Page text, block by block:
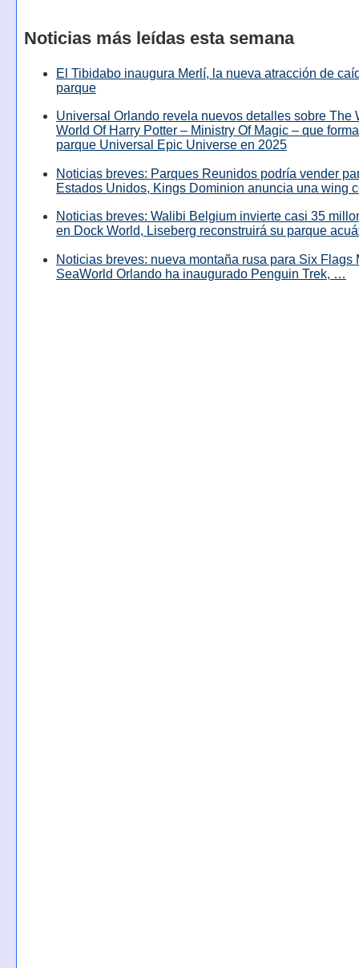
Noticias más leídas esta semana
El Tibidabo inaugura Merlí, la nueva atracción de
parque
Universal Orlando revela nuevos detalles sobre The
World Of Harry Potter – Ministry Of Magic – que
parque Universal Epic Universe en 2025
Noticias breves: Parques Reunidos podría vender
Estados Unidos, Kings Dominion anuncia una wing
Noticias breves: Walibi Belgium invierte casi 35
en Dock World, Liseberg reconstruirá su parque
Noticias breves: nueva montaña rusa para Six Flags
SeaWorld Orlando ha inaugurado Penguin Trek, …